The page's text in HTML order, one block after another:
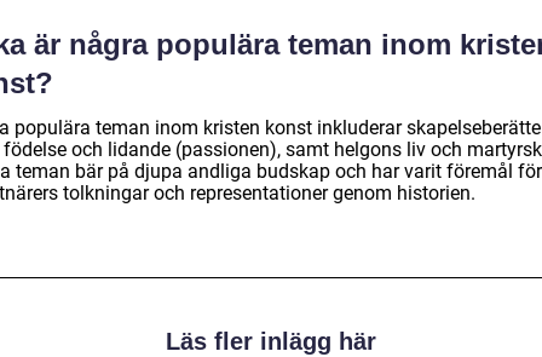
är några populära teman inom
populära teman inom kristen konst inkluderar
och lidande (passionen), samt helgons liv och
teman bär på djupa andliga budskap och har varit föremål för
tolkningar och representationer genom historien.
Läs fler inlägg här